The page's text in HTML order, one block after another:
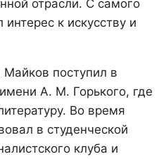
отрасли. С самого
к искусству и
поступил в
А. М. Горького, где
Во время
в студенческой
клуба и